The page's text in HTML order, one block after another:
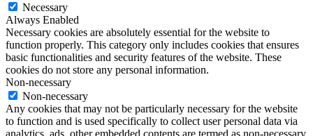
Necessary
Always Enabled
Necessary cookies are absolutely essential for the website to
function properly. This category only includes cookies that ensures
basic functionalities and security features of the website. These
cookies do not store any personal information.
Non-necessary
Non-necessary
Any cookies that may not be particularly necessary for the website
to function and is used specifically to collect user personal data via
analytics, ads, other embedded contents are termed as non-necessary